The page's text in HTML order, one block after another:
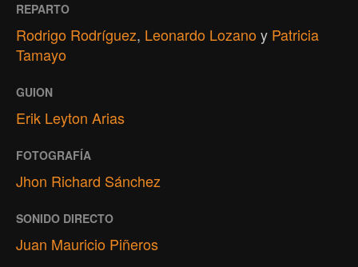
REPARTO
Rodrigo Rodríguez, Leonardo Lozanoy Patricia
Tamayo
GUION
Erik Leyton Arias
FOTOGRAFÍA
Jhon Richard Sánchez
SONIDO DIRECTO
Juan Mauricio Piñeros